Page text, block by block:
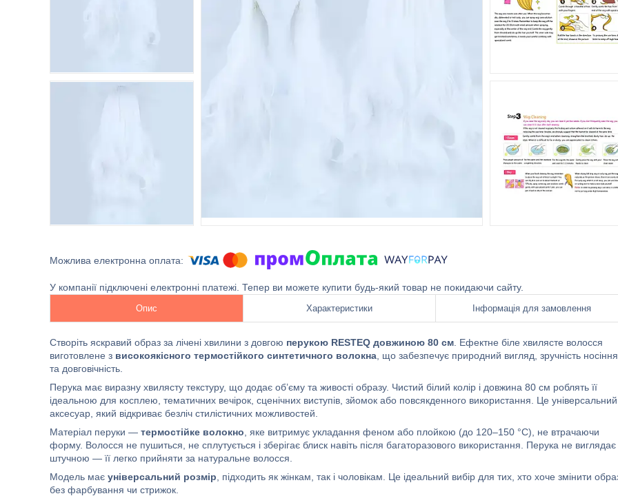
У компанії підключені електронні платежі. Тепер ви можете купити будь-який товар не покидаючи сайту.
Опис Характеристики Інформація для замовлення
Створіть яскравий образ за лічені хвилини з довгою перукою RESTEQ довжиною 80 см . Ефектне біле хвилясте волосся
виготовлене з високоякісного термостійкого синтетичного волокна , що забезпечує природний вигляд, зручність носіння
та довговічність.
Перука має виразну хвилясту текстуру, що додає об’єму та живості образу. Чистий білий колір і довжина 80 см роблять її
ідеальною для косплею, тематичних вечірок, сценічних виступів, зйомок або повсякденного використання. Це універсальний
аксесуар, який відкриває безліч стилістичних можливостей.
Матеріал перуки — термостійке волокно , яке витримує укладання феном або плойкою (до 120–150 °C), не втрачаючи
форму. Волосся не пушиться, не сплутується і зберігає блиск навіть після багаторазового використання. Перука не виглядає
штучною — її легко прийняти за натуральне волосся.
Модель має універсальний розмір , підходить як жінкам, так і чоловікам. Це ідеальний вибір для тих, хто хоче змінити
без фарбування чи стрижок.